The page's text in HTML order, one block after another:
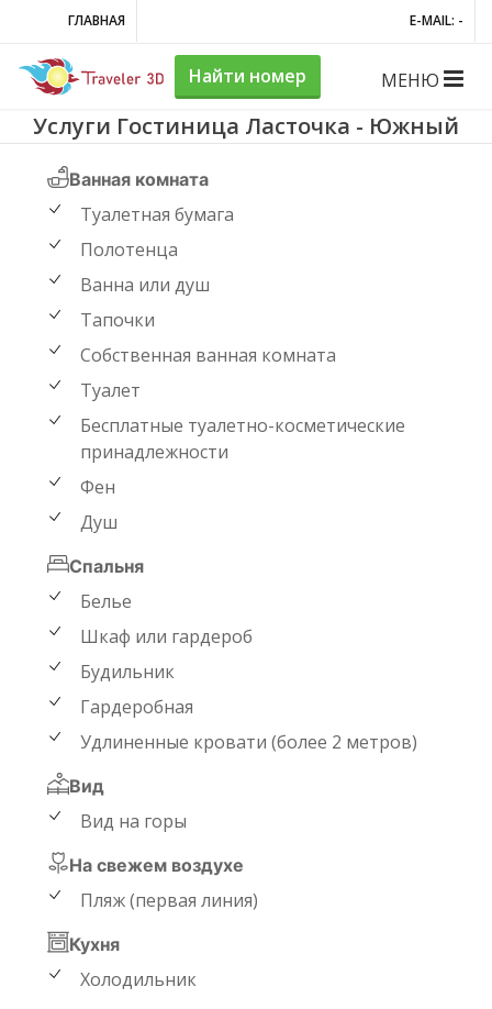
E-MAIL: -
ГЛАВНАЯ
МЕНЮ
Найти номер
Услуги Гостиница Ласточка - Южный
Ванная комната
Туалетная бумага
Полотенца
Ванна или душ
Тапочки
Собственная ванная комната
Туалет
Бесплатные туалетно-косметические
принадлежности
Фен
Душ
Спальня
Белье
Шкаф или гардероб
Будильник
Гардеробная
Удлиненные кровати (более 2 метров)
Вид
Вид на горы
На свежем воздухе
Пляж (первая линия)
Кухня
Холодильник